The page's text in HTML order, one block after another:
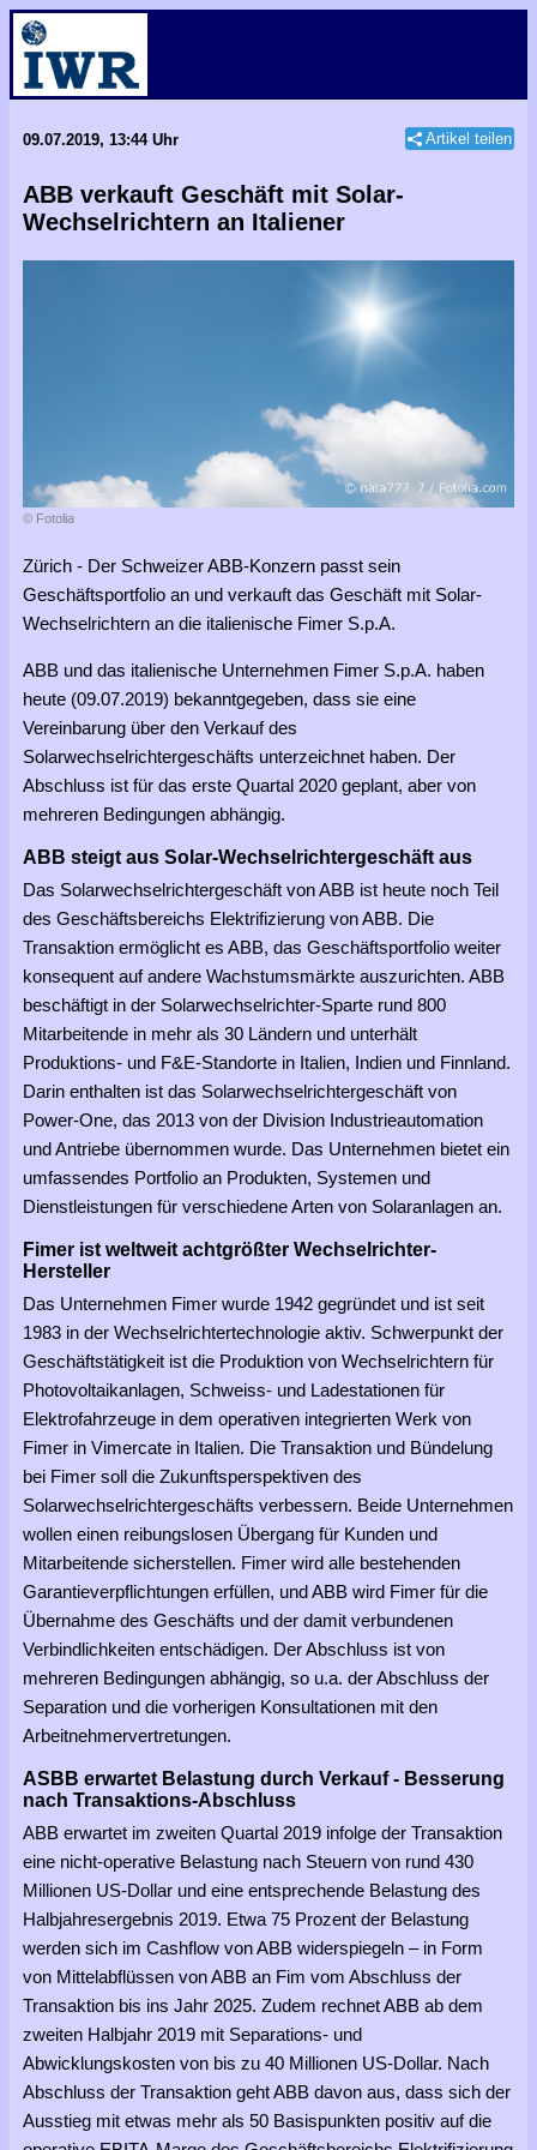
09.07.2019, 13:44 Uhr Artikel teilen
ABB verkauft Geschäft mit Solar-
Wechselrichtern an Italiener
© Fotolia
Zürich - Der Schweizer ABB-Konzern passt sein
Geschäftsportfolio an und verkauft das Geschäft mit Solar-
Wechselrichtern an die italienische Fimer S.p.A.
ABB und das italienische Unternehmen Fimer S.p.A. haben
heute (09.07.2019) bekanntgegeben, dass sie eine
Vereinbarung über den Verkauf des
Solarwechselrichtergeschäfts unterzeichnet haben. Der
Abschluss ist für das erste Quartal 2020 geplant, aber von
mehreren Bedingungen abhängig.
ABB steigt aus Solar-Wechselrichtergeschäft aus
Das Solarwechselrichtergeschäft von ABB ist heute noch Teil
des Geschäftsbereichs Elektrifizierung von ABB. Die
Transaktion ermöglicht es ABB, das Geschäftsportfolio weiter
konsequent auf andere Wachstumsmärkte auszurichten. ABB
beschäftigt in der Solarwechselrichter-Sparte rund 800
Mitarbeitende in mehr als 30 Ländern und unterhält
Produktions- und F&E-Standorte in Italien, Indien und Finnland.
Darin enthalten ist das Solarwechselrichtergeschäft von
Power-One, das 2013 von der Division Industrieautomation
und Antriebe übernommen wurde. Das Unternehmen bietet ein
umfassendes Portfolio an Produkten, Systemen und
Dienstleistungen für verschiedene Arten von Solaranlagen an.
Fimer ist weltweit achtgrößter Wechselrichter-
Hersteller
Das Unternehmen Fimer wurde 1942 gegründet und ist seit
1983 in der Wechselrichtertechnologie aktiv. Schwerpunkt der
Geschäftstätigkeit ist die Produktion von Wechselrichtern für
Photovoltaikanlagen, Schweiss- und Ladestationen für
Elektrofahrzeuge in dem operativen integrierten Werk von
Fimer in Vimercate in Italien. Die Transaktion und Bündelung
bei Fimer soll die Zukunftsperspektiven des
Solarwechselrichtergeschäfts verbessern. Beide Unternehmen
wollen einen reibungslosen Übergang für Kunden und
Mitarbeitende sicherstellen. Fimer wird alle bestehenden
Garantieverpflichtungen erfüllen, und ABB wird Fimer für die
Übernahme des Geschäfts und der damit verbundenen
Verbindlichkeiten entschädigen. Der Abschluss ist von
mehreren Bedingungen abhängig, so u.a. der Abschluss der
Separation und die vorherigen Konsultationen mit den
Arbeitnehmervertretungen.
ASBB erwartet Belastung durch Verkauf - Besserung
nach Transaktions-Abschluss
ABB erwartet im zweiten Quartal 2019 infolge der Transaktion
eine nicht-operative Belastung nach Steuern von rund 430
Millionen US-Dollar und eine entsprechende Belastung des
Halbjahresergebnis 2019. Etwa 75 Prozent der Belastung
werden sich im Cashflow von ABB widerspiegeln – in Form
von Mittelabflüssen von ABB an Fim vom Abschluss der
Transaktion bis ins Jahr 2025. Zudem rechnet ABB ab dem
zweiten Halbjahr 2019 mit Separations- und
Abwicklungskosten von bis zu 40 Millionen US-Dollar. Nach
Abschluss der Transaktion geht ABB davon aus, dass sich der
Ausstieg mit etwas mehr als 50 Basispunkten positiv auf die